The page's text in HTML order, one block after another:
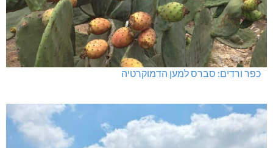
כפר ורדים: סברס למען הדמוקרטיה